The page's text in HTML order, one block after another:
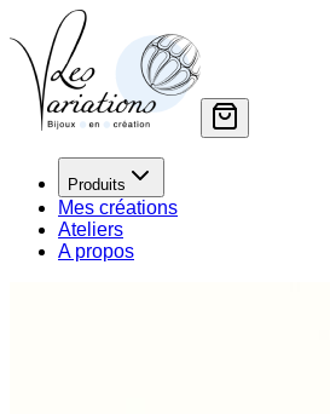
Produits
Mes créations
Ateliers
A propos